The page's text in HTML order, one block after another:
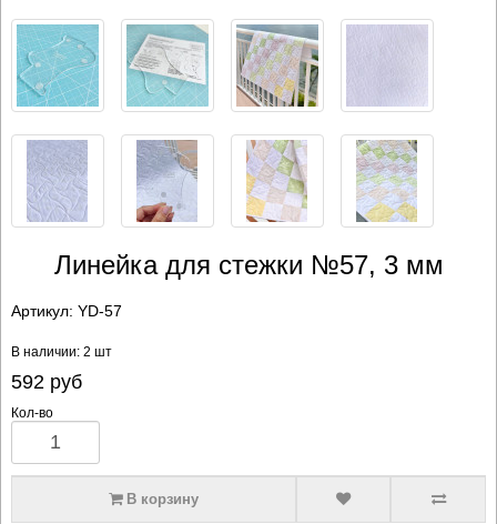
Линейка для стежки №57, 3 мм
Артикул: YD-57
В наличии: 2 шт
592 руб
Кол-во
В корзину